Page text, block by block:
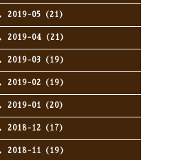
2019-05（21）
2019-04（21）
2019-03（19）
2019-02（19）
2019-01（20）
2018-12（17）
2018-11（19）